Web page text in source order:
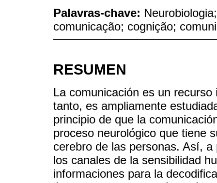
Palavras-chave:
comunicação; cognição;
RESUMEN
La comunicación es un
tanto, es ampliamente
principio de que la
proceso neurológico que tiene
cerebro de las personas. Así,
los canales de la sensibilidad
informaciones para la